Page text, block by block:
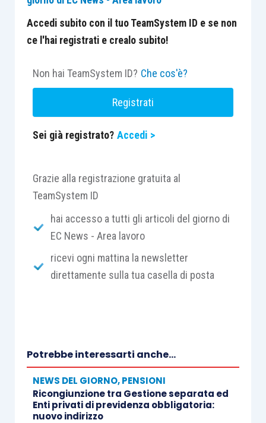
Accedi subito con il tuo TeamSystem ID e se non
ce l'hai registrati e crealo subito!
Non hai TeamSystem ID? Che cos'è?
Registrati
Sei già registrato? Accedi >
Grazie alla registrazione gratuita al
TeamSystem ID
hai accesso a tutti gli articoli del giorno di
EC News - Area lavoro
ricevi ogni mattina la newsletter
direttamente sulla tua casella di posta
Potrebbe interessarti anche...
NEWS DEL GIORNO,PENSIONI
Ricongiunzione tra Gestione separata ed
Enti privati di previdenza obbligatoria:
nuovo indirizzo